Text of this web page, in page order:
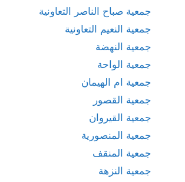
جمعية صباح الناصر التعاونية
جمعية النعيم التعاونية
جمعية النهضة
جمعية الواحة
جمعية ام الهيمان
جمعية القصور
جمعية القيروان
جمعية المنصورية
جمعية المنقف
جمعية النزهة